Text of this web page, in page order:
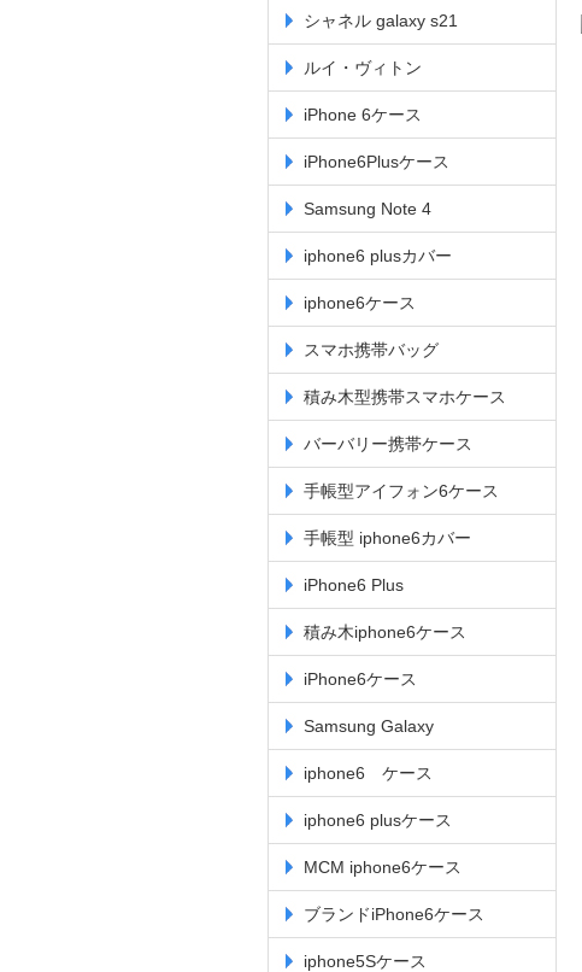
シャネル galaxy s21
ルイ・ヴィトン
iPhone 6ケース
iPhone6Plusケース
Samsung Note 4
iphone6 plusカバー
iphone6ケース
スマホ携帯バッグ
積み木型携帯スマホケース
バーバリー携帯ケース
手帳型アイフォン6ケース
手帳型 iphone6カバー
iPhone6 Plus
積み木iphone6ケース
iPhone6ケース
Samsung Galaxy
iphone6 ケース
iphone6 plusケース
MCM iphone6ケース
ブランドiPhone6ケース
iphone5Sケース